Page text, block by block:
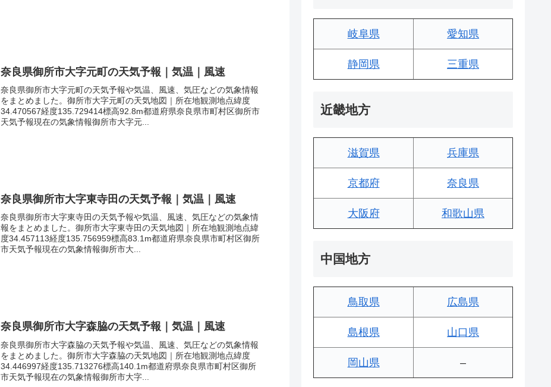
奈良県御所市大字元町の天気予報｜気温｜風速
奈良県御所市大字元町の天気予報や気温、風速、気圧などの気象情報
をまとめました。御所市大字元町の天気地図｜所在地観測地点緯度
34.470567経度135.729414標高92.8m都道府県奈良県市町村区御所市
天気予報現在の気象情報御所市大字元...
奈良県御所市大字東寺田の天気予報｜気温｜風速
奈良県御所市大字東寺田の天気予報や気温、風速、気圧などの気象情
報をまとめました。御所市大字東寺田の天気地図｜所在地観測地点緯
度34.457113経度135.756959標高83.1m都道府県奈良県市町村区御所
市天気予報現在の気象情報御所市大...
奈良県御所市大字森脇の天気予報｜気温｜風速
奈良県御所市大字森脇の天気予報や気温、風速、気圧などの気象情報
をまとめました。御所市大字森脇の天気地図｜所在地観測地点緯度
34.446997経度135.713276標高140.1m都道府県奈良県市町村区御所
市天気予報現在の気象情報御所市大字...
岐阜県 愛知県
静岡県 三重県
近畿地方
滋賀県 兵庫県
京都府 奈良県
大阪府 和歌山県
中国地方
鳥取県 広島県
島根県 山口県
岡山県 –